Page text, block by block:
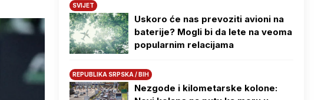
SVIJET
Uskoro će nas prevoziti avioni na
baterije? Mogli bi da lete na veoma
popularnim relacijama
REPUBLIKA SRPSKA / BIH
Nezgode i kilometarske kolone: